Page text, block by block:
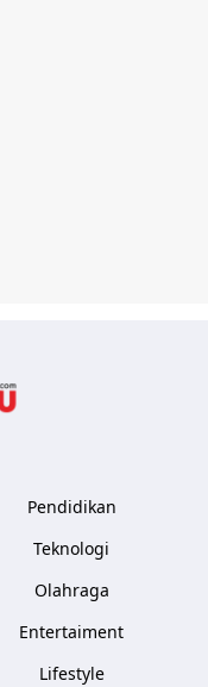
Pendidikan
Teknologi
Olahraga
Entertaiment
Lifestyle